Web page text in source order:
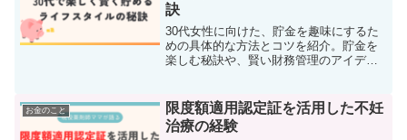
訣
30代女性に向けた、貯金を趣味にするた
めの具体的な方法とコツを紹介。貯金を
楽しむ秘訣や、賢い財務管理のアイデア
お金のこと
限度額適用認定証を活用した不妊
治療の経験